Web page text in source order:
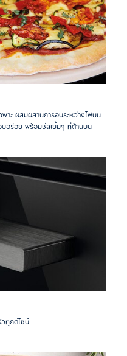
าะ ผสมผสานการอบระหว่างไฟบน
อร่อย พร้อมชีสเยิ้มๆ ที่ด้านบน
ทุกดีไซน์